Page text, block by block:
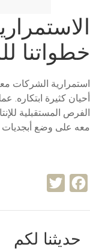
خطواتنا
استمرارية الشركات
أحيان كثيرة ابتكاره.
الفرص المستقبلية
معه على وضع أبجديات
Facebook
حديثنا لكم